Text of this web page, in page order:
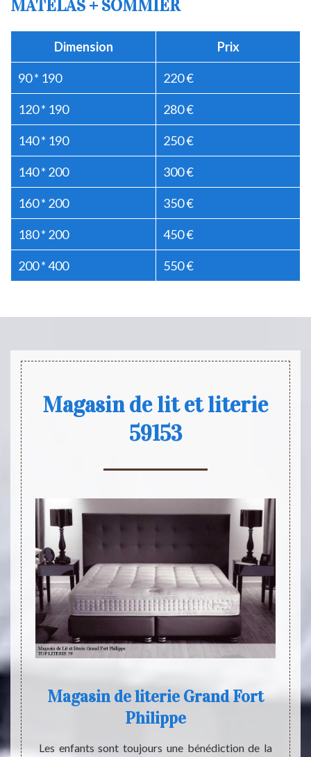
MATELAS + SOMMIER
Dimension Prix
90 * 190 220 €
120 * 190 280 €
140 * 190 250 €
140 * 200 300 €
160 * 200 350 €
180 * 200 450 €
200 * 400 550 €
Magasin de lit et literie
59153
Magasin de literie Grand Fort
Philippe
Les enfants sont toujours une bénédiction de la